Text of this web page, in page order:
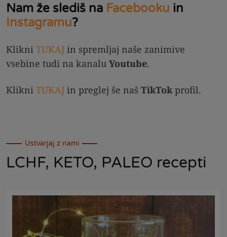
Nam že slediš na Facebooku in
Instagramu?
Klikni TUKAJ in spremljaj naše zanimive
vsebine tudi na kanalu Youtube.
Klikni TUKAJ in preglej še naš TikTokprofil.
Ustvarjaj z nami
LCHF, KETO, PALEO recepti